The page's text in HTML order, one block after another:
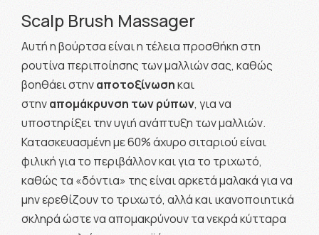
Scalp Brush Massager
Αυτή η βούρτσα είναι η τέλεια προσθήκη στη
ρουτίνα περιποίησης των μαλλιών σας, καθώς
βοηθάει στηναποτοξίνωσηκαι
στηναπομάκρυνση των ρύπων, για να
υποστηρίξει την υγιή ανάπτυξη των μαλλιών.
Κατασκευασμένη με 60% άχυρο σιταριού είναι
φιλική για το περιβάλλον και για το τριχωτό,
καθώς τα «δόντια» της είναι αρκετά μαλακά για να
μην ερεθίζουν το τριχωτό, αλλά και ικανοποιητικά
σκληρά ώστε να απομακρύνουν τα νεκρά κύτταρα